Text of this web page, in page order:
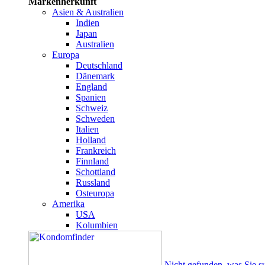
Asien & Australien
Indien
Japan
Australien
Europa
Deutschland
Dänemark
England
Spanien
Schweiz
Schweden
Italien
Holland
Frankreich
Finnland
Schottland
Russland
Osteuropa
Amerika
USA
Kolumbien